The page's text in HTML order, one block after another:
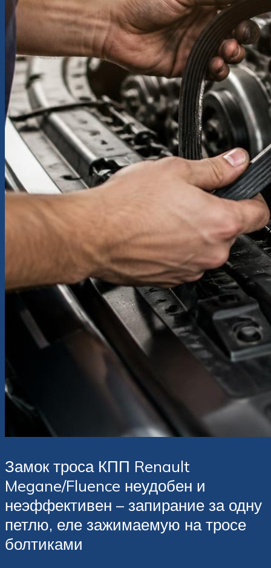
Замок троса КПП Renault
Megane/Fluence неудобен и
неэффективен – запирание за одну
петлю, еле зажимаемую на тросе
болтиками